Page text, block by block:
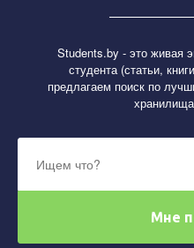
Students.by - это живая
студента (статьи,
предлагаем поиск по